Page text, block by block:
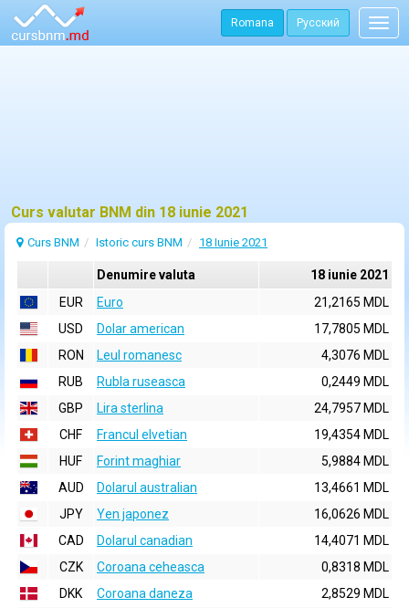
Romana Русский
Curs valutar BNM din 18 iunie 2021
Curs BNM Istoric curs BNM 18 Iunie 2021
Denumire valuta
18 iunie 2021
EUR
Euro
21,2165 MDL
USD
Dolar american
17,7805 MDL
RON
Leul romanesc
4,3076 MDL
RUB
Rubla ruseasca
0,2449 MDL
GBP
Lira sterlina
24,7957 MDL
CHF
Francul elvetian
19,4354 MDL
HUF
Forint maghiar
5,9884 MDL
AUD
Dolarul australian
13,4661 MDL
JPY
Yen japonez
16,0626 MDL
CAD
Dolarul canadian
14,4071 MDL
CZK
Coroana ceheasca
0,8318 MDL
DKK
Coroana daneza
2,8529 MDL